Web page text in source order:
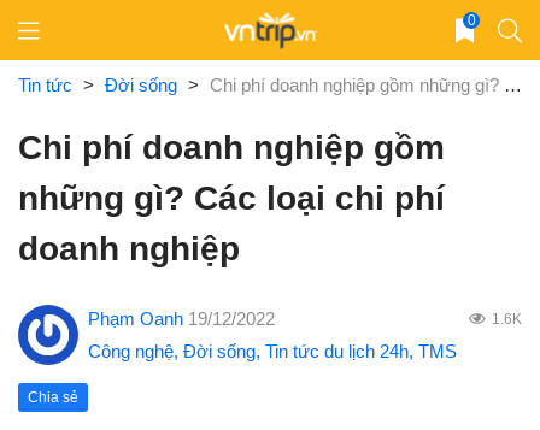
content
0
Tin tức > Đời sống > Chi phí doanh nghiệp gồm những gì? Các loại chi phí doanh nghiệp
Chi phí doanh nghiệp gồm
những gì? Các loại chi phí
doanh nghiệp
Phạm Oanh 19/12/2022 1.6K
Công nghệ, Đời sống, Tin tức du lịch 24h, TMS
Chia sẻ